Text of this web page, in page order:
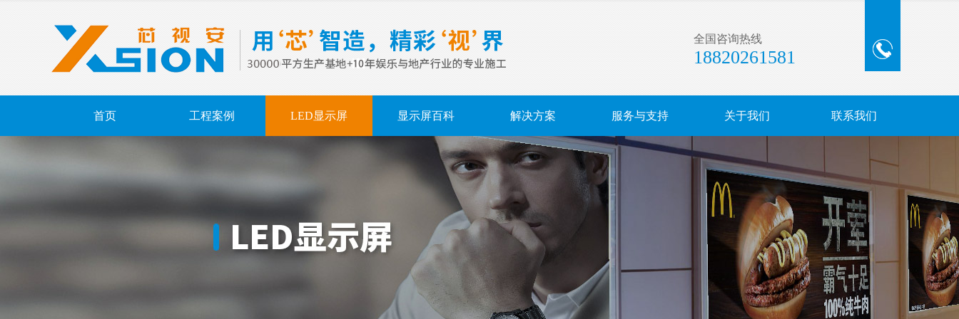
全国咨询热线
18820261581
首页 工程案例 LED显示屏 显示屏百科 解决方案 服务与支持 关于我们 联系我们